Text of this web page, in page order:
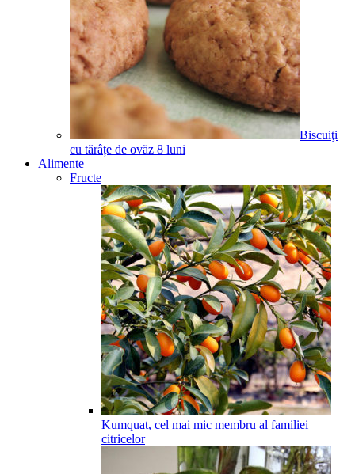
Biscuiţi
cu tărâțe de ovăz 8 luni
Alimente
Fructe
Kumquat, cel mai mic membru al familiei
citricelor